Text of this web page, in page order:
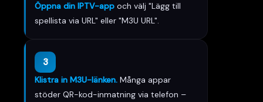
Öppna din IPTV-app och välj "Lägg till
spellista via URL" eller "M3U URL".
3
Klistra in M3U-länken. Många appar
stöder QR-kod-inmatning via telefon –